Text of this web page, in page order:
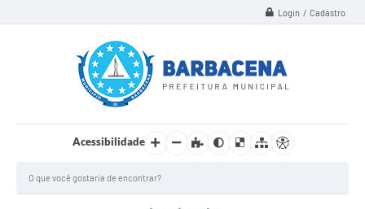
Login / Cadastro
Acessibilidade